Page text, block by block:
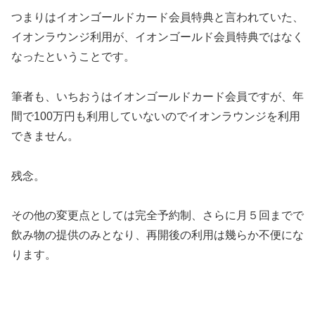
つまりはイオンゴールドカード会員特典と言われていた、
イオンラウンジ利用が、イオンゴールド会員特典ではなく
なったということです。
筆者も、いちおうはイオンゴールドカード会員ですが、年
間で100万円も利用していないのでイオンラウンジを利用
できません。
残念。
その他の変更点としては完全予約制、さらに月５回までで
飲み物の提供のみとなり、再開後の利用は幾らか不便にな
ります。